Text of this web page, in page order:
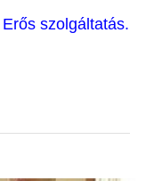
szolgáltatás.